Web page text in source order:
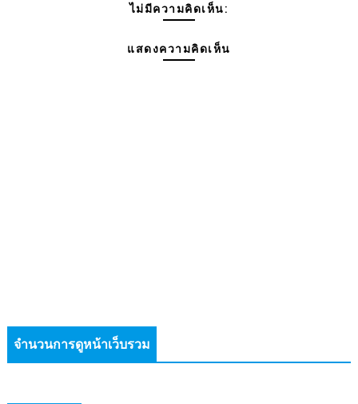
ไม่มีความคิดเห็น:
แสดงความคิดเห็น
จำนวนการดูหน้าเว็บรวม